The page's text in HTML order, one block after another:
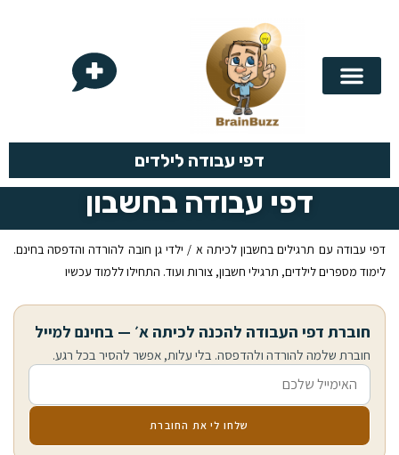
דפי עבודה לילדים
דפי עבודה בחשבון
דפי עבודה עם תרגילים בחשבון לכיתה א / ילדי גן חובה להורדה והדפסה בחינם.
לימוד מספרים לילדים, תרגילי חשבון, צורות ועוד. התחילו ללמוד עכשיו
חוברת דפי העבודה להכנה לכיתה א׳ — בחינם למייל
חוברת שלמה להורדה ולהדפסה. בלי עלות, אפשר להסיר בכל רגע.
אימייל
שלחו לי את החוברת